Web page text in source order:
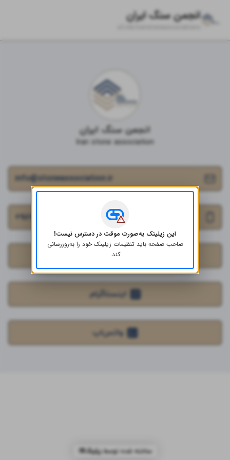
انجمن سنگ ایران
انجمن سنگ ایران
Iran stone association
info@stoneassociation.ir
+۹۸۹۳۸۶۲۶۹۲۵۰
کانال تلگرام
اینستاگرام
واتس‌اپ
ساخته شده توسط
این زیلینک به‌صورت موقت در دسترس نیست!
صاحب صفحه باید تنظیمات زیلینک خود را به‌روز‌رسانی
کند.